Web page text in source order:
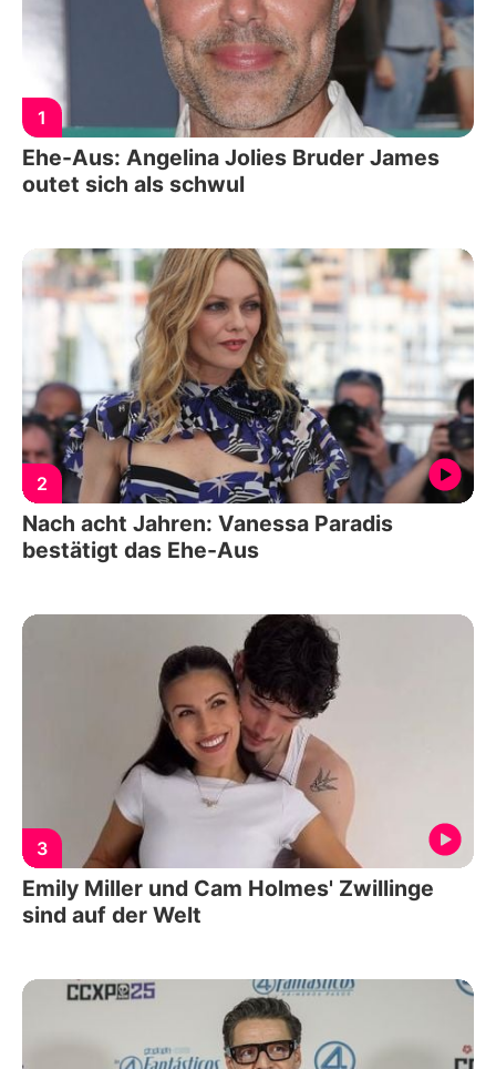
1
Ehe-Aus: Angelina Jolies Bruder James
outet sich als schwul
2
Nach acht Jahren: Vanessa Paradis
bestätigt das Ehe-Aus
3
Emily Miller und Cam Holmes' Zwillinge
sind auf der Welt